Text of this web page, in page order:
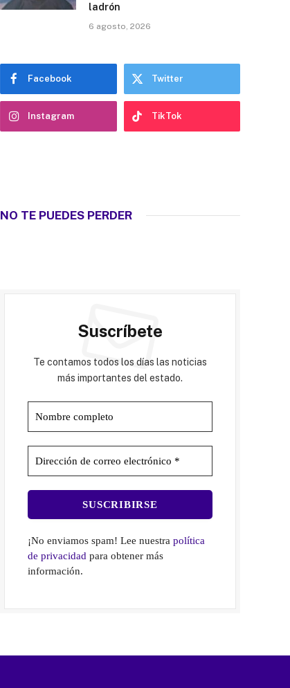
ladrón
6 agosto, 2026
Facebook Twitter
Instagram TikTok
NO TE PUEDES PERDER
Suscríbete
Te contamos todos los días las noticias
más importantes del estado.
¡No enviamos spam! Lee nuestrapolítica
de privacidad para obtener más
información.